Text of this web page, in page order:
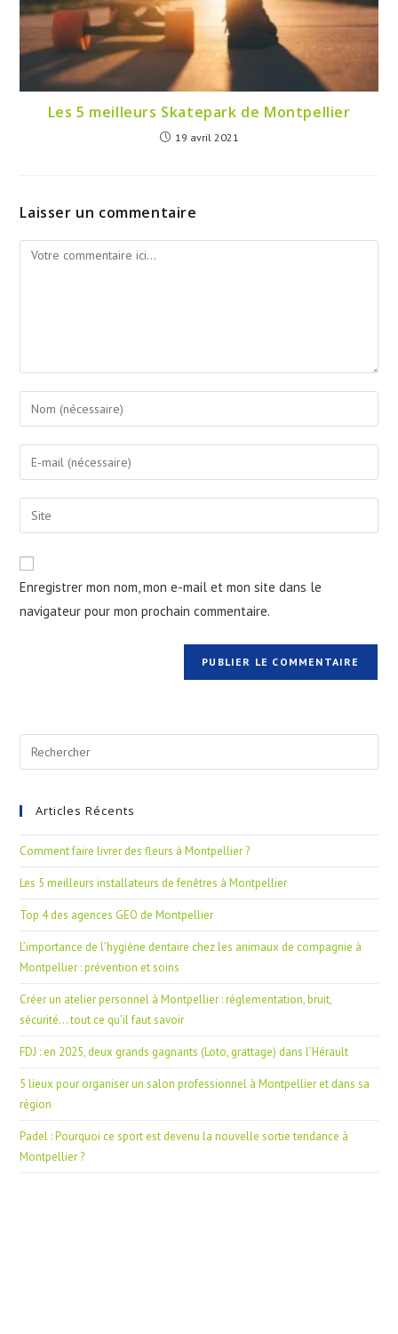
Les 5 meilleurs Skatepark de Montpellier
19 avril 2021
Laisser un commentaire
Enregistrer mon nom, mon e-mail et mon site dans le
navigateur pour mon prochain commentaire.
Articles Récents
Comment faire livrer des fleurs à Montpellier ?
Les 5 meilleurs installateurs de fenêtres à Montpellier
Top 4 des agences GEO de Montpellier
L’importance de l’hygiène dentaire chez les animaux de compagnie à
Montpellier : prévention et soins
Créer un atelier personnel à Montpellier : réglementation, bruit,
sécurité… tout ce qu’il faut savoir
FDJ : en 2025, deux grands gagnants (Loto, grattage) dans l’Hérault
5 lieux pour organiser un salon professionnel à Montpellier et dans sa
région
Padel : Pourquoi ce sport est devenu la nouvelle sortie tendance à
Montpellier ?